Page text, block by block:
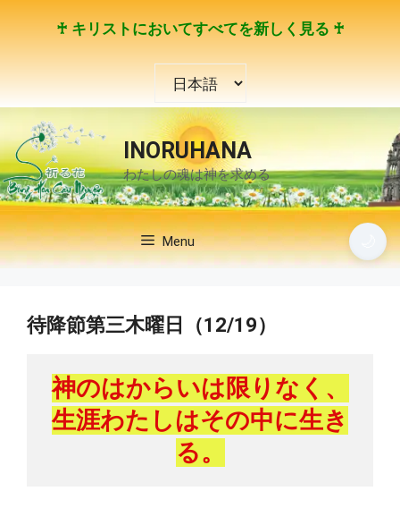
ス
キ
ッ
プ
♰ キリストにおいてすべてを新しく見る ♰
を
選
択
INORUHANA
わたしの魂は神を求める
Menu
待降節第三木曜日（12/19）
神のはからいは限りなく、
生涯わたしはその中に生き
る。